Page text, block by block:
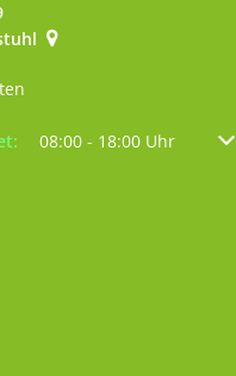
Öffnungs- oder
08:00 - 18:00 Uhr